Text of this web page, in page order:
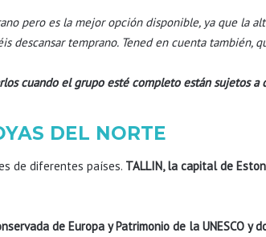
pero es la mejor opción disponible, ya que la
descansar temprano. Tened en cuenta también,
cuando el grupo esté completo están sujetos a
DEL NORTE
de diferentes países. TALLIN, la capital de
de Europa y Patrimonio de la UNESCO y